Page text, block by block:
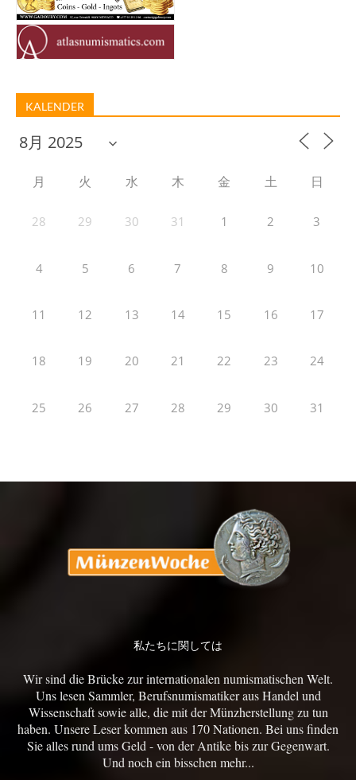
KALENDER
月 火 水 木 金 土 日
28 29 30 31 1 2 3
4 5 6 7 8 9 10
11 12 13 14 15 16 17
18 19 20 21 22 23 24
25 26 27 28 29 30 31
私たちに関しては
Wir sind die Brücke zur internationalen numismatischen Welt.
Uns lesen Sammler, Berufsnumismatiker aus Handel und
Wissenschaft sowie alle, die mit der Münzherstellung zu tun
haben. Unsere Leser kommen aus 170 Nationen. Bei uns finden
Sie alles rund ums Geld - von der Antike bis zur Gegenwart.
Und noch ein bisschen mehr...